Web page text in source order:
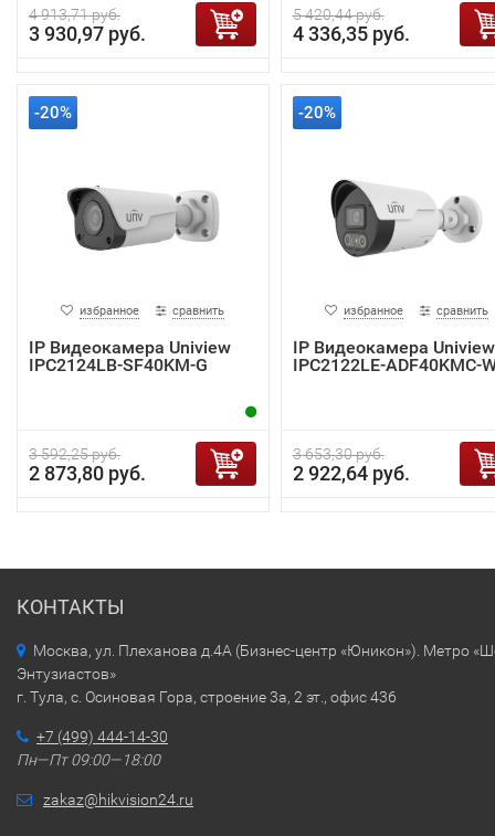
4 913,71 руб.
3 930,97 руб.
5 420,44 руб.
4 336,35 руб.
-20%
избранное сравнить
IP Видеокамера Uniview
IPC2124LB-SF40KM-G
3 592,25 руб.
2 873,80 руб.
-20%
избранное сравнить
IP Видеокамера Uniview
IPC2122LE-ADF40KMC-
3 653,30 руб.
2 922,64 руб.
КОНТАКТЫ
Москва, ул. Плеханова д.4А (Бизнес-центр «Юникон»). Метро
Энтузиастов»
г. Тула, с. Осиновая Гора, строение 3а, 2 эт., офис 436
+7 (499) 444-14-30
Пн—Пт 09:00—18:00
zakaz@hikvision24.ru